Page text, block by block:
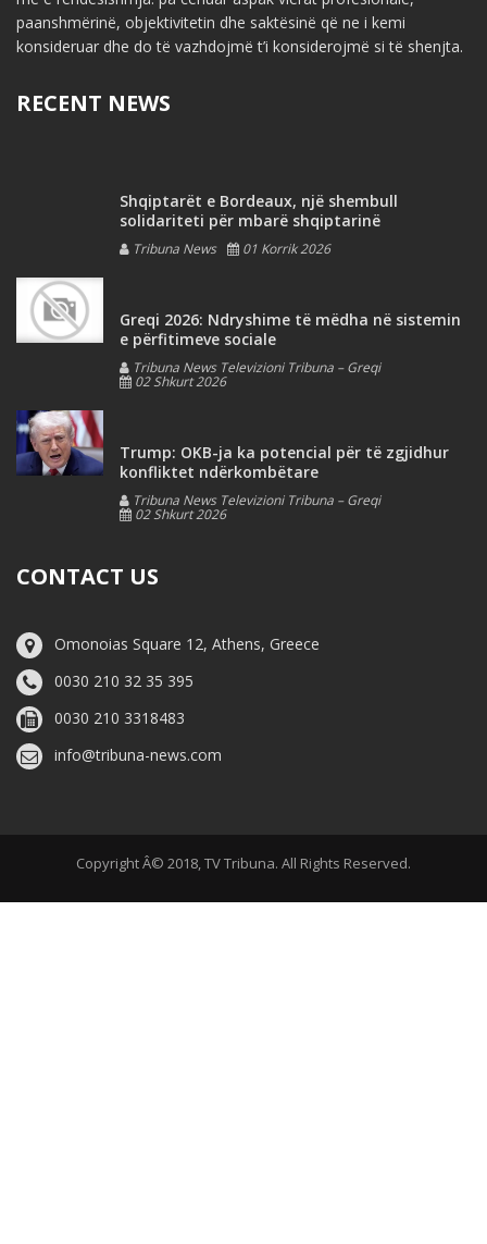
paanshmërinë, objektivitetin dhe saktësinë që ne i kemi
konsideruar dhe do të vazhdojmë t’i konsiderojmë si të shenjta.
RECENT NEWS
Shqiptarët e Bordeaux, një shembull
solidariteti për mbarë shqiptarinë
Tribuna News 01 Korrik 2026
Greqi 2026: Ndryshime të mëdha në sistemin
e përfitimeve sociale
Tribuna News Televizioni Tribuna – Greqi
02 Shkurt 2026
Trump: OKB-ja ka potencial për të zgjidhur
konfliktet ndërkombëtare
Tribuna News Televizioni Tribuna – Greqi
02 Shkurt 2026
CONTACT US
Omonoias Square 12, Athens, Greece
0030 210 32 35 395
0030 210 3318483
info@tribuna-news.com
Copyright Â© 2018, TV Tribuna. All Rights Reserved.